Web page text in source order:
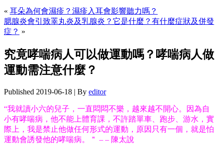
« 耳朵為何會濕疹？濕疹入耳會影響聽力嗎？
腮腺炎會引致睪丸炎及乳腺炎？它是什麼？有什麼症狀及併發
症？ »
究竟哮喘病人可以做運動嗎？哮喘病人做
運動需注意什麼？
Published 2019-06-18 | By editor
“我就讀小六的兒子，一直悶悶不樂，越來越不開心。因為自
小有哮喘病，他不能上體育課，不許踏單車、跑步、游水，實
際上，我是禁止他做任何形式的運動，原因只有一個，就是怕
運動會誘發他的哮喘病。＂ – – 陳太說